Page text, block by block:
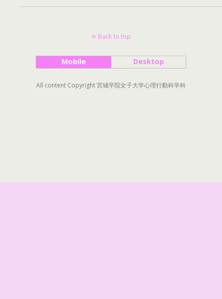
Back to top
Mobile Desktop
All content Copyright 宮城学院女子大学心理行動科学科